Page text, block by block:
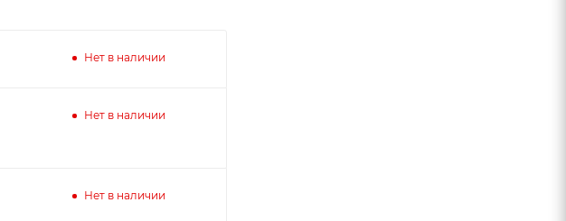
Нет в наличии
Нет в наличии
Нет в наличии